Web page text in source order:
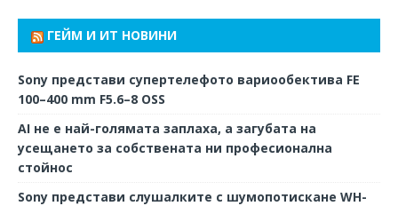
ГЕЙМ И ИТ НОВИНИ
Sony представи супертелефото вариообектива FE
100–400 mm F5.6–8 OSS
AI не е най-голямата заплаха, а загубата на
усещането за собствената ни професионална
стойнос
Sony представи слушалките с шумопотискане WH-